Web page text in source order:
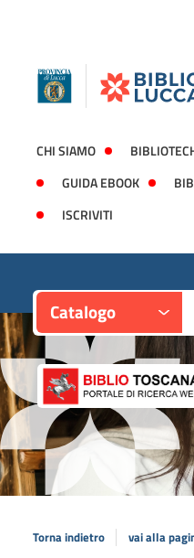
CHI SIAMO
GUIDA EBOOK
ISCRIVITI
Catalogo
Torna indietro vai alla